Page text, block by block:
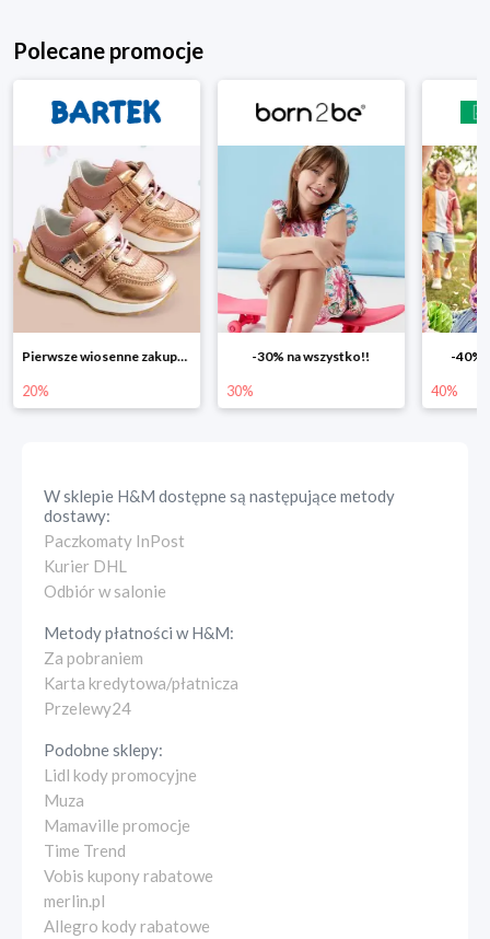
Polecane promocje
Pierwsze wiosenne zakupy -20%
20%
-30% na wszystko!!
30%
-40%
40%
W sklepie H&M dostępne są następujące metody
dostawy:
Paczkomaty InPost
Kurier DHL
Odbiór w salonie
Metody płatności wH&M:
Za pobraniem
Karta kredytowa/płatnicza
Przelewy24
Podobne sklepy:
Lidl kody promocyjne
Muza
Mamaville promocje
Time Trend
Vobis kupony rabatowe
merlin.pl
Allegro kody rabatowe